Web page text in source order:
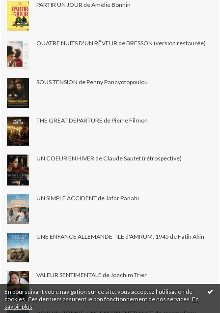
En poursuivant votre navigation sur ce site, vous acceptez l'utilisation de
cookies. Ces derniers assurent le bon fonctionnement de nos services. En
savoir plus
PARTIR UN JOUR de Amélie Bonnin
QUATRE NUITS D'UN RÊVEUR de BRESSON (version restaurée)
SOUS TENSION de Penny Panayotopoulou
THE GREAT DEPARTURE de Pierre Filmon
UN COEUR EN HIVER de Claude Sautet (rétrospective)
UN SIMPLE ACCIDENT de Jafar Panahi
UNE ENFANCE ALLEMANDE - ÎLE d'AMRUM, 1945 de Fatih Akin
VALEUR SENTIMENTALE de Joachim Trier